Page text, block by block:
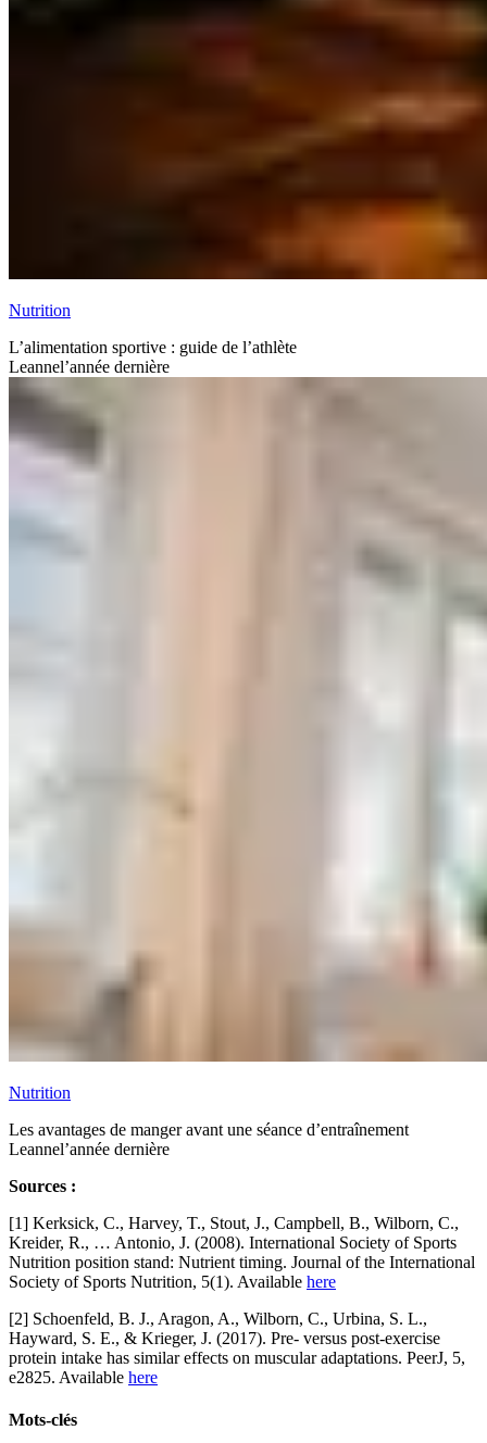
Nutrition
L’alimentation sportive : guide de l’athlète
Leannel’année dernière
Nutrition
Les avantages de manger avant une séance d’entraînement
Leannel’année dernière
Sources :
[1] Kerksick, C., Harvey, T., Stout, J., Campbell, B., Wilborn, C.,
Kreider, R., … Antonio, J. (2008). International Society of Sports
Nutrition position stand: Nutrient timing. Journal of the International
Society of Sports Nutrition, 5(1). Available here
[2] Schoenfeld, B. J., Aragon, A., Wilborn, C., Urbina, S. L.,
Hayward, S. E., & Krieger, J. (2017). Pre- versus post-exercise
protein intake has similar effects on muscular adaptations. PeerJ, 5,
e2825. Available here
Mots-clés